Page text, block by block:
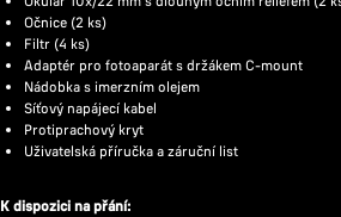
Očnice (2 ks)
Filtr (4 ks)
Adaptér pro fotoaparát s držákem C-mount
Nádobka s imerzním olejem
Síťový napájecí kabel
Protiprachový kryt
Uživatelská příručka a záruční list
K dispozici na přání: